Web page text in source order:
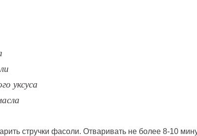
уксуса
стручки фасоли. Отваривать не более 8-10